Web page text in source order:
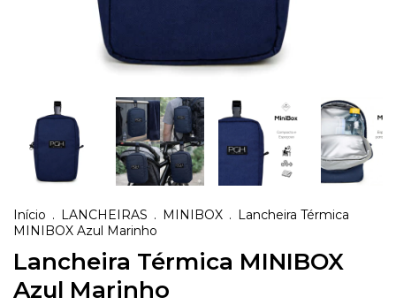
Início . LANCHEIRAS . MINIBOX . Lancheira Térmica
MINIBOX Azul Marinho
Lancheira Térmica MINIBOX
Azul Marinho